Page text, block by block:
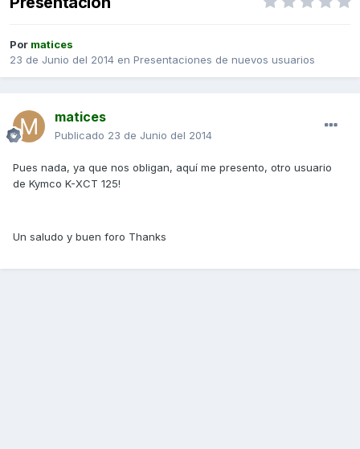
Por matices
23 de Junio del 2014 en Presentaciones de nuevos usuarios
matices
Publicado 23 de Junio del 2014
Pues nada, ya que nos obligan, aquí me presento, otro usuario
de Kymco K-XCT 125!
Un saludo y buen foro Thanks